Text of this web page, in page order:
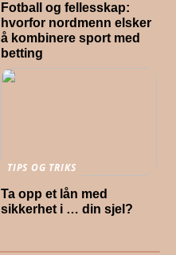
Fotball og fellesskap:
hvorfor nordmenn elsker
å kombinere sport med
betting
TIPS OG TRIKS
Ta opp et lån med
sikkerhet i … din sjel?